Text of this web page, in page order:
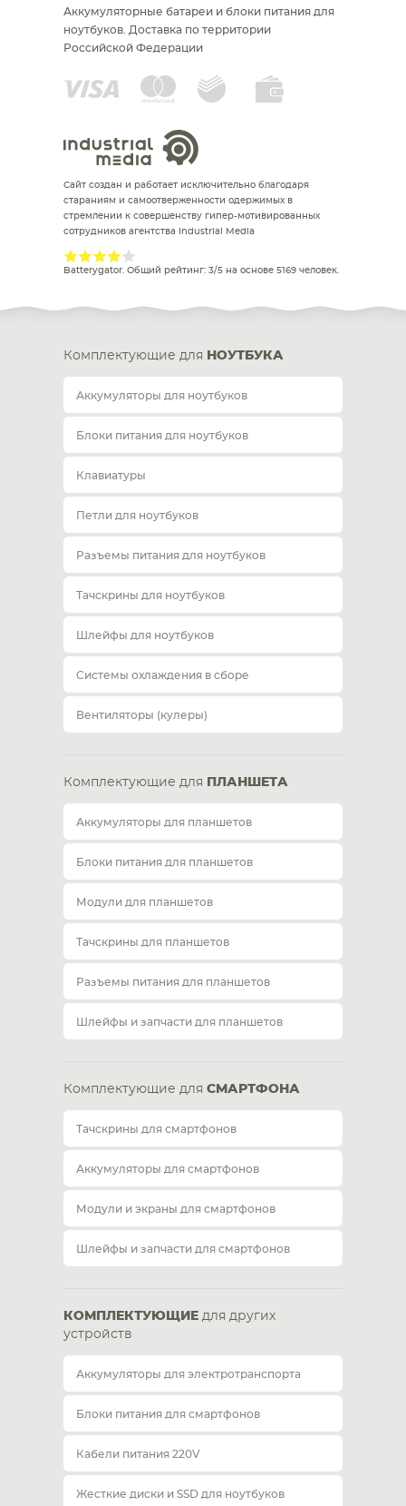
Аккумуляторные батареи и блоки питания для
ноутбуков. Доставка по территории
Российской Федерации
Сайт создан и работает исключительно благодаря
стараниям и самоотверженности одержимых в
стремлении к совершенству гипер-мотивированных
сотрудников агентства Industrial Media
Batterygator. Общий рейтинг: 3/5 на основе 5169 человек.
Комплектующие для НОУТБУКА
Аккумуляторы для ноутбуков
Блоки питания для ноутбуков
Клавиатуры
Петли для ноутбуков
Разъемы питания для ноутбуков
Тачскрины для ноутбуков
Шлейфы для ноутбуков
Системы охлаждения в сборе
Вентиляторы (кулеры)
Комплектующие для ПЛАНШЕТА
Аккумуляторы для планшетов
Блоки питания для планшетов
Модули для планшетов
Тачскрины для планшетов
Разъемы питания для планшетов
Шлейфы и запчасти для планшетов
Комплектующие для СМАРТФОНА
Тачскрины для смартфонов
Аккумуляторы для смартфонов
Модули и экраны для смартфонов
Шлейфы и запчасти для смартфонов
КОМПЛЕКТУЮЩИЕ для других
устройств
Аккумуляторы для электротранспорта
Блоки питания для смартфонов
Кабели питания 220V
Жесткие диски и SSD для ноутбуков